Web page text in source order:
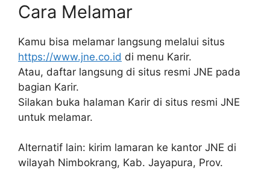
Cara Melamar
Kamu bisa melamar langsung melalui situs
https://www.jne.co.id di menu Karir.
Atau, daftar langsung di situs resmi JNE pada
bagian Karir.
Silakan buka halaman Karir di situs resmi JNE
untuk melamar.
Alternatif lain: kirim lamaran ke kantor JNE di
wilayah Nimbokrang, Kab. Jayapura, Prov.